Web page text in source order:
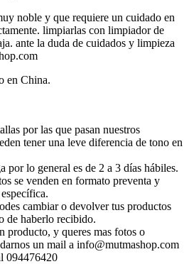
noble y que requiere un cuidado en
limpiarlas con limpiador de
ante la duda de cuidados y limpieza
en China.
por las que pasan nuestros
tener una leve diferencia de tono en
por lo general es de 2 a 3 días hábiles.
se venden en formato preventa y
cambiar o devolver tus productos
de haberlo recibido.
producto, y queres mas fotos o
un mail a info@mutmashop.com
094476420